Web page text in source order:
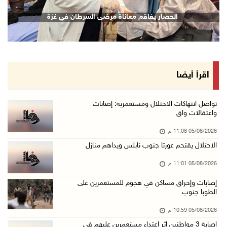
الرئيس يقلد قامات وطنية ومؤسسين في "اتحاد الك ...
05/آب/2026 08:47 م
قوات الاحتلال تنصب حاجزا عسكريا شرق بيت لحم
الرئيس يقلد عائلة القائد الوطني الراحل أحمد ع ...
باسم الرئيس: وزير الداخلية يمنح العميد جيسون ...
الاحتلال يقتحم كفر مالك ودير جرير ومستعمرون ي ...
"التربية" تخرج الفوج الأول من مدربي المعلمين ...
05/آب/2026 06:44 م
الحصار يفاقم معاناة مرضى السرطان في غزة
اقرأ أيضا
تواصل انتهاكات الاحتلال ومستعمريه: إصابات
واعتقالات واق
05/08/2026 11:08 م
الاحتلال يقتحم عورتا جنوب نابلس ويداهم منازل
05/08/2026 11:01 م
إصابات وإحراق مساكن في هجوم للمستعمرين على
الطوبا جنوب
05/08/2026 10:59 م
إصابة 3 مواطنين إثر اعتداء مستعمرين عليهم في